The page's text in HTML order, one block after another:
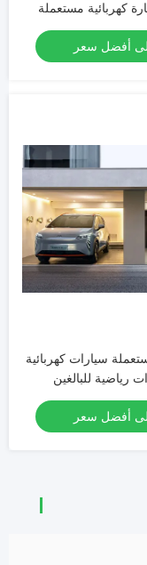
كهربائية مستعملة
أفضل سعر
سيارات كهربائية
رياضية للبالغين
أفضل سعر